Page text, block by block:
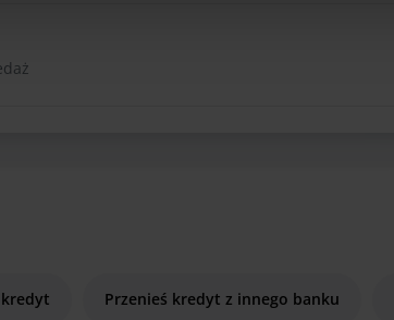
Przenieś kredyt z innego banku